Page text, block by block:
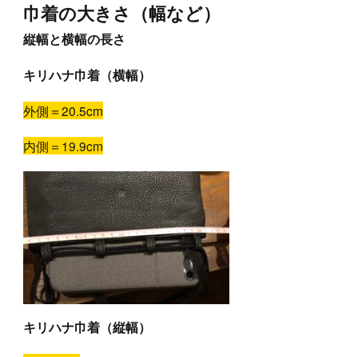
巾着の大きさ（幅など）
縦幅と横幅の長さ
キリハナ巾着（横幅）
外側＝20.5cm
内側＝19.9cm
キリハナ巾着（縦幅）